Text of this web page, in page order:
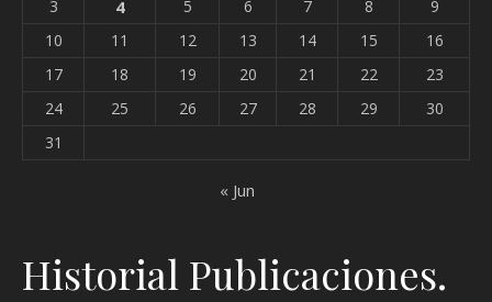
3
4 5 6 7 8
9
10
11 12 13 14 15
16
17
18 19 20 21 22
23
24
25 26 27 28 29
30
31
« Jun
Historial Publicaciones.